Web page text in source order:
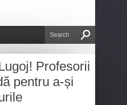
Profesorii
pentru a-și